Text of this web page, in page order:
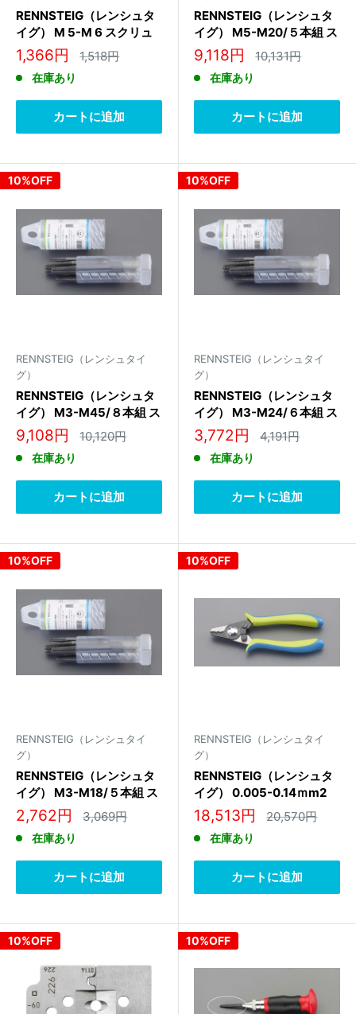
RENNSTEIG（レンシュタ
イグ） M 5-M 6 スクリュ
ーエキストラクター 471
001 3
販
売
価
格
1,366円 通
常
1,518円
在庫あり
カートに追加
RENNSTEIG（レンシュタ
イグ） M5-M20/５本組 ス
クリューエキストラクター
471 900 3
販
売
価
格
9,118円 通
10,131円
在庫あり
カートに追加
10%OFF
RENNSTEIG（レンシュタイ
グ）
RENNSTEIG（レンシュタ
イグ） M3-M45/８本組 ス
クリューエキストラクター
470 902 3
販
売
価
格
9,108円 通
10,120円
在庫あり
カートに追加
10%OFF
RENNSTEIG（レンシュタイ
グ）
RENNSTEIG（レンシュタ
イグ） M3-M24/６本組 ス
クリューエキストラクター
470 901 3
販
売
価
格
3,772円 通
常
4,191円
在庫あり
カートに追加
10%OFF
RENNSTEIG（レンシュタイ
グ）
RENNSTEIG（レンシュタ
イグ） M3-M18/５本組 ス
クリューエキストラクター
470 900 3
販
売
価
格
2,762円 通
常
3,069円
在庫あり
カートに追加
10%OFF
RENNSTEIG（レンシュタイ
グ）
RENNSTEIG（レンシュタ
イグ） 0.005-0.14ｍm2
マイクロストリッパー
8007 5001 3
販
価
格
18,513円 通
20,570円
在庫あり
カートに追加
10%OFF 10%OFF